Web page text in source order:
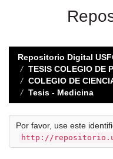
Repositorio Digital
TESIS COLEGIO DE
COLEGIO DE
Tesis - Medicina
Por favor, use este
http://